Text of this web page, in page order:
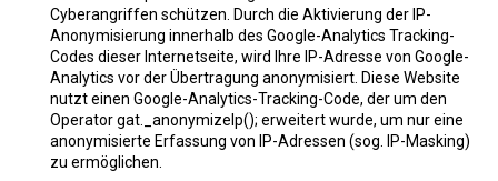
Cyberangriffen schützen. Durch die Aktivierung der IP-
Anonymisierung innerhalb des Google-Analytics Tracking-
Codes dieser Internetseite, wird Ihre IP-Adresse von Google-
Analytics vor der Übertragung anonymisiert. Diese Website
nutzt einen Google-Analytics-Tracking-Code, der um den
Operator gat._anonymizeIp(); erweitert wurde, um nur eine
anonymisierte Erfassung von IP-Adressen (sog. IP-Masking)
zu ermöglichen.